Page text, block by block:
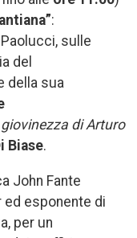
:
sulle
del
della sua
di Arturo
Biase.
John Fante
ed esponente di
per un